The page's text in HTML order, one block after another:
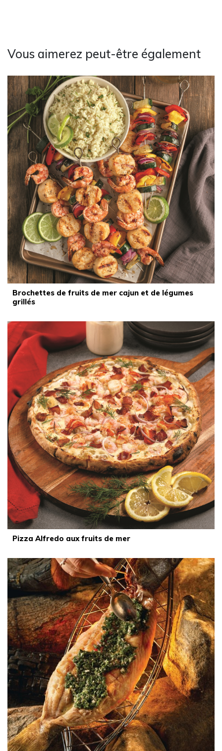
Vous aimerez peut-être également
Brochettes de fruits de mer cajun et de légumes
grillés
Pizza Alfredo aux fruits de mer